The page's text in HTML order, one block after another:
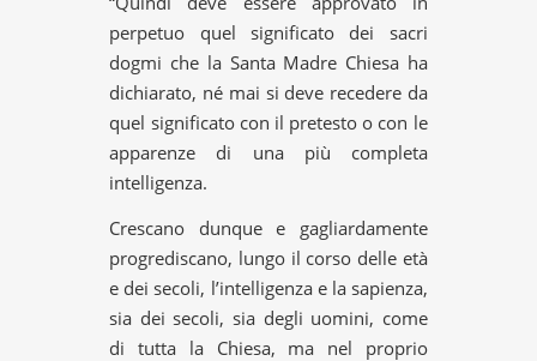
perpetuo quel significato dei sacri
dogmi che la Santa Madre Chiesa ha
dichiarato, né mai si deve recedere da
quel significato con il pretesto o con le
apparenze di una più completa
intelligenza.
Crescano dunque e gagliardamente
progrediscano, lungo il corso delle età
e dei secoli, l’intelligenza e la sapienza,
sia dei secoli, sia degli uomini, come
di tutta la Chiesa, ma nel proprio